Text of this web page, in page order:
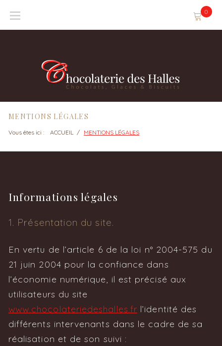
0
MENTIONS LÉGALES
Vous êtes ici : ACCUEIL / MENTIONS LÉGALES
Mentions
Informations légales
1. Présentation du site.
En vertu de l’article 6 de la loi n° 2004-575 du
21 juin 2004 pour la confiance dans
l’économie numérique, il est précisé aux
utilisateurs du site
www.chocolateriedeshalles.fr l’identité des
différents intervenants dans le cadre de sa
réalisation et de son suivi :